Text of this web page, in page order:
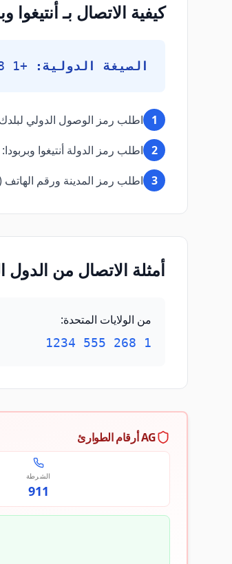
كيفية الاتصال بـ أنتيغوا
الصيغة الدولية: +1 268 XXX XXXX
1
اطلب رمز الوصول الدولي لبلدك (عادة
2 اطلب رمز الدولة أنتيغوا وبربودا:
3 اطلب رمز المدينة ورقم الهاتف (إجمالي
أمثلة الاتصال من الدول
من الولايات المتحدة:
1 268 555 1234
AG أرقام الطوارئ
الشرطة
911